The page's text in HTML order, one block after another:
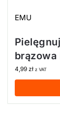
EMU
brązowa
4,99 zł z VAT